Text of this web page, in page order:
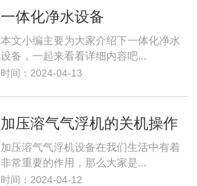
一体化净水设备
本文小编主要为大家介绍下一体化净水
设备，一起来看看详细内容吧...
时间：2024-04-13
加压溶气气浮机的关机操作
加压溶气气浮机设备在我们生活中有着
非常重要的作用，那么大家是...
时间：2024-04-12